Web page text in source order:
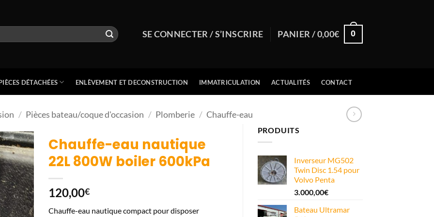
SE CONNECTER / S’INSCRIRE PANIER /0,00€ 0
DÉTACHÉES ENLÈVEMENT ET DECONSTRUCTION IMMATRICULATION ACTUALITÉS CONTACT
/ Pièces bateau/coque d'occasion / Plomberie / Chauffe-eau
PRODUITS
Inverseur MG502
Twin Disc 1.54 pour
Volvo Penta
3.000,00€
Bateau Ultramar
Chauffe-eau nautique
22L 800W boiler 600kPa
120,00€
Chauffe-eau nautique compact pour disposer